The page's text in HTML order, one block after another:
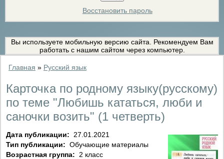
Восстановить пароль
Вы используете мобильную версию сайта. Рекомендуем Вам
работать с нашим сайтом через компьютер.
Главная » Русский язык
Карточка по родному языку(русскому)
по теме "Любишь кататься, люби и
саночки возить" (1 четверть)
Дата публикации:
27.01.2021
Тип публикации: Обучающие материалы
Возрастная группа:
2 класс